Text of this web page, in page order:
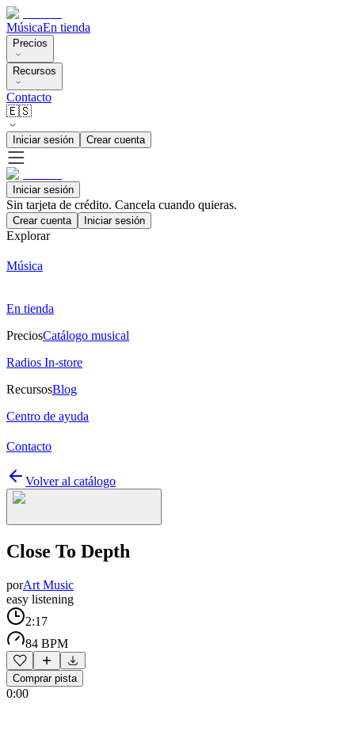
MúsicaEn tienda
Precios
Recursos
Contacto
🇪🇸
Iniciar sesión Crear cuenta
Iniciar sesión
Sin tarjeta de crédito. Cancela cuando quieras.
Crear cuenta Iniciar sesión
Explorar
Música
En tienda
PreciosCatálogo musical
Radios In-store
RecursosBlog
Centro de ayuda
Contacto
Volver al catálogo
Close To Depth
porArt Music
easy listening
2:17
84 BPM
Comprar pista
0:00